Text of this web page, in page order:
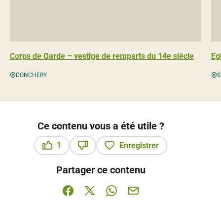
Corps de Garde – vestige de remparts du 14e siècle
DONCHERY
Ce contenu vous a été utile ?
1
Enregistrer
Partager ce contenu
Partager sur Facebook (nouvelle fenêtre)
Partager sur X / Twitter (nouvelle
Partager sur WhatsApp
Partager par mail